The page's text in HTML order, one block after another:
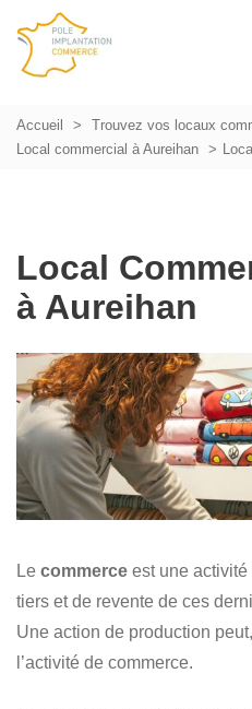
Accueil
Trouvez vos locaux
Local commercial à Aureihan
Local
à Aureihan
Le commerce est une activité
tiers et de revente de ces
Une action de production
l’activité de commerce.